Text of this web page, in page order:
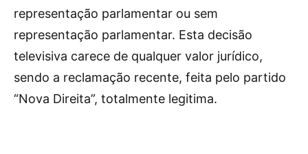
representação parlamentar ou sem
representação parlamentar. Esta decisão
televisiva carece de qualquer valor jurídico,
sendo a reclamação recente, feita pelo partido
“Nova Direita”, totalmente legitima.